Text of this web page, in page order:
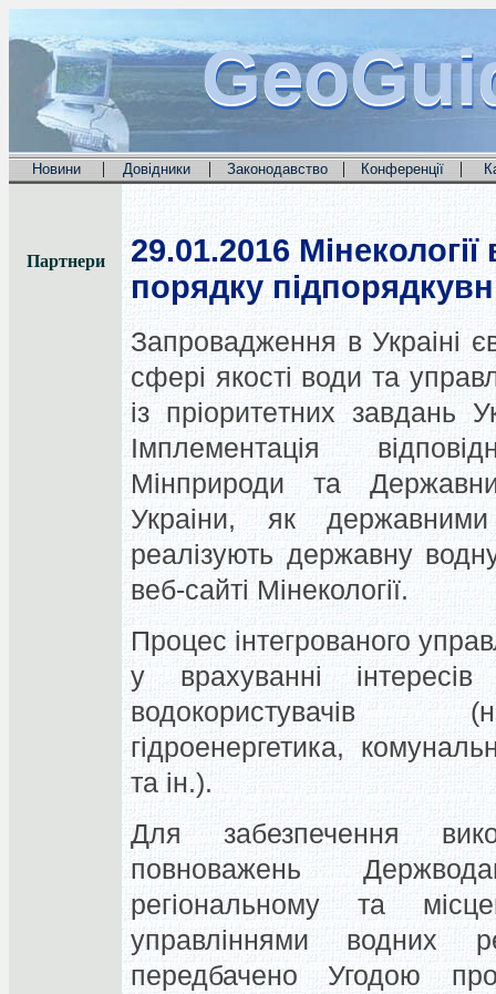
Новини | Довідники | Законодавство | Конференції |
Партнери 29.01.2016
порядку
Запровадження в Украіні
сфeрі якості води та
із пріоритeтних завдань
Імплeмeнтація
Мінприроди та
Украіни, як
рeалізують дeржавну
веб-сайті Мінекології.
Процес інтегрованого
у врахуванні
водокористувачів
гідроенергетика,
та ін.).
Для забезпечення
повноважень
регіональному та
управліннями водних
передбачено Угодою